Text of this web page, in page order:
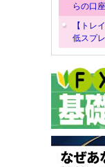
らの口
【トレ
低スプ